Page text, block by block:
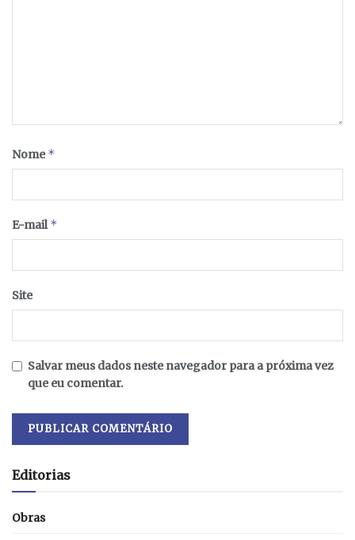
Nome*
E-mail*
Site
Salvar meus dados neste navegador para a próxima vez
que eu comentar.
Editorias
Obras